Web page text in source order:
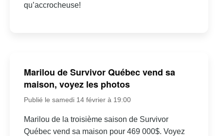
qu’accrocheuse!
Marilou de Survivor Québec vend sa
maison, voyez les photos
Publié le samedi 14 février à 19:00
Marilou de la troisième saison de Survivor
Québec vend sa maison pour 469 000$. Voyez